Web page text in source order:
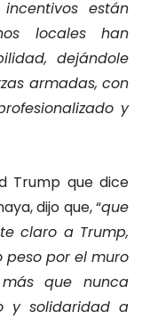
están
locales han
dejándole
armadas, con
y
Trump que dice
dijo que, “que
claro a Trump,
peso por el muro
que nunca
y solidaridad a